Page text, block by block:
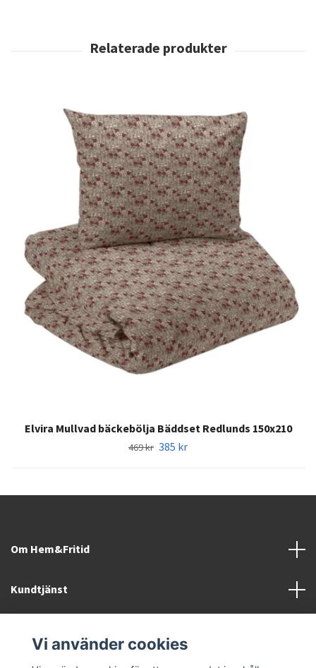
Elvira Mullvad bäckebölja Bäddset Redlunds 150x210
469 kr 385 kr
Om Hem&Fritid
Kundtjänst
Vi använder cookies